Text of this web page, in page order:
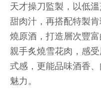
天才操刀監製，以低
甜肉汁，再搭配特製
燒原酒，打造層次豐
親手炙燒雪花肉，感
式感，更能品味酒香
魅力。